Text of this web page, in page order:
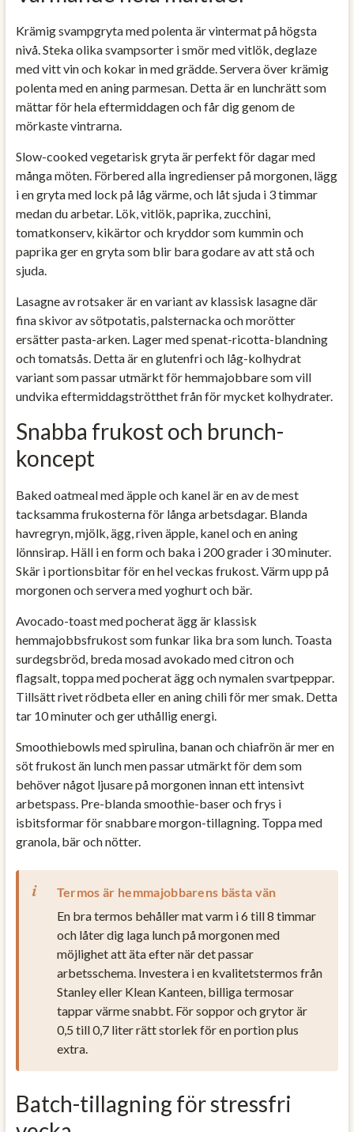
Krämig svampgryta med polenta är vintermat på högsta
nivå. Steka olika svampsorter i smör med vitlök, deglaze
med vitt vin och kokar in med grädde. Servera över krämig
polenta med en aning parmesan. Detta är en lunchrätt som
mättar för hela eftermiddagen och får dig genom de
mörkaste vintrarna.
Slow-cooked vegetarisk gryta är perfekt för dagar med
många möten. Förbered alla ingredienser på morgonen, lägg
i en gryta med lock på låg värme, och låt sjuda i 3 timmar
medan du arbetar. Lök, vitlök, paprika, zucchini,
tomatkonserv, kikärtor och kryddor som kummin och
paprika ger en gryta som blir bara godare av att stå och
sjuda.
Lasagne av rotsaker är en variant av klassisk lasagne där
fina skivor av sötpotatis, palsternacka och morötter
ersätter pasta-arken. Lager med spenat-ricotta-blandning
och tomatsås. Detta är en glutenfri och låg-kolhydrat
variant som passar utmärkt för hemmajobbare som vill
undvika eftermiddagströtthet från för mycket kolhydrater.
Snabba frukost och brunch-
koncept
Baked oatmeal med äpple och kanel är en av de mest
tacksamma frukosterna för långa arbetsdagar. Blanda
havregryn, mjölk, ägg, riven äpple, kanel och en aning
lönnsirap. Häll i en form och baka i 200 grader i 30 minuter.
Skär i portionsbitar för en hel veckas frukost. Värm upp på
morgonen och servera med yoghurt och bär.
Avocado-toast med pocherat ägg är klassisk
hemmajobbsfrukost som funkar lika bra som lunch. Toasta
surdegsbröd, breda mosad avokado med citron och
flagsalt, toppa med pocherat ägg och nymalen svartpeppar.
Tillsätt rivet rödbeta eller en aning chili för mer smak. Detta
tar 10 minuter och ger uthållig energi.
Smoothiebowls med spirulina, banan och chiafrön är mer en
söt frukost än lunch men passar utmärkt för dem som
behöver något ljusare på morgonen innan ett intensivt
arbetspass. Pre-blanda smoothie-baser och frys i
isbitsformar för snabbare morgon-tillagning. Toppa med
granola, bär och nötter.
Termos är hemmajobbarens bästa vän
En bra termos behåller mat varm i 6 till 8 timmar
och låter dig laga lunch på morgonen med
möjlighet att äta efter när det passar
arbetsschema. Investera i en kvalitetstermos från
Stanley eller Klean Kanteen, billiga termosar
tappar värme snabbt. För soppor och grytor är
0,5 till 0,7 liter rätt storlek för en portion plus
extra.
Batch-tillagning för stressfri